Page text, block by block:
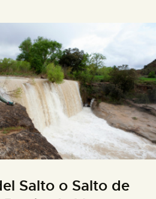
Salto o Salto de